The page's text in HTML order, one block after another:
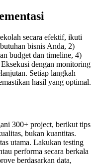
secara efektif, ikuti
bisnis Anda, 2)
budget dan timeline, 4)
dengan monitoring
Setiap langkah
hasil yang optimal.
300+ project, berikut tips
bukan kuantitas.
utama. Lakukan testing
performa secara berkala
berdasarkan data,